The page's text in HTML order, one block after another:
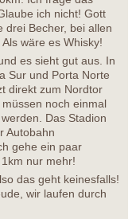
ich nicht! Gott
drei Becher, bei allen
wäre es Whisky!
es sieht gut aus. In
Sur und Porta Norte
direkt zum Nordtor
noch einmal
Das Stadion
Autobahn
gehe ein paar
nur mehr!
das geht keinesfalls!
wir laufen durch